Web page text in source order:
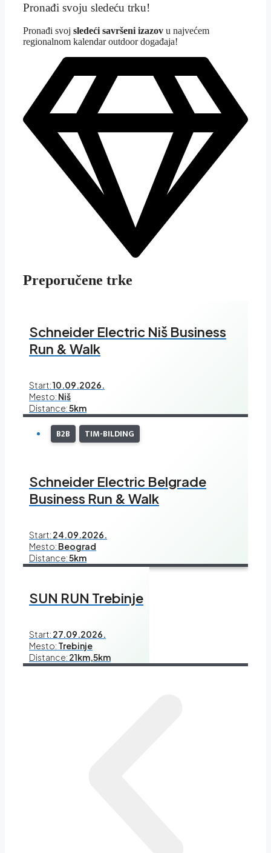
Pronađi svoju sledeću trku!
Pronađi svoj sledeći savršeni izazov u najvećem
regionalnom kalendar outdoor događaja!
Preporučene trke
Schneider Electric Niš Business
Run & Walk
Start:10.09.2026.
Mesto: Niš
Distance:5km
B2B TIM-BILDING
Schneider Electric Belgrade
Business Run & Walk
Start: 24.09.2026.
Mesto: Beograd
Distance:5km
SUN RUN Trebinje
Start: 27.09.2026.
Mesto: Trebinje
Distance: 21km,5km